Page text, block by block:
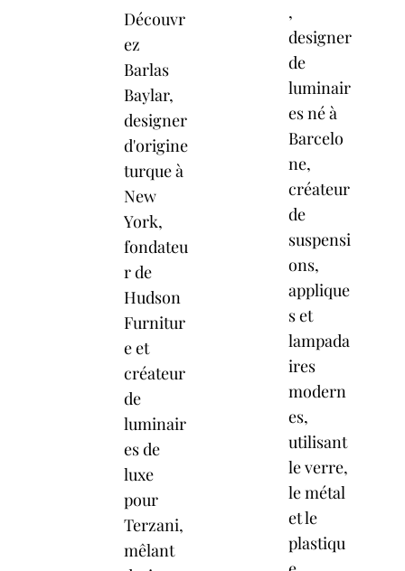
Découvr
ez
Barlas
Baylar,
designer
d'origine
turque à
New
York,
fondateu
r de
Hudson
Furnitur
e et
créateur
de
luminair
es de
luxe
pour
Terzani,
mêlant
,
designer
de
luminair
es né à
Barcelo
ne,
créateur
de
suspensi
ons,
applique
s et
lampada
ires
modern
es,
utilisant
le verre,
le métal
et le
plastiqu